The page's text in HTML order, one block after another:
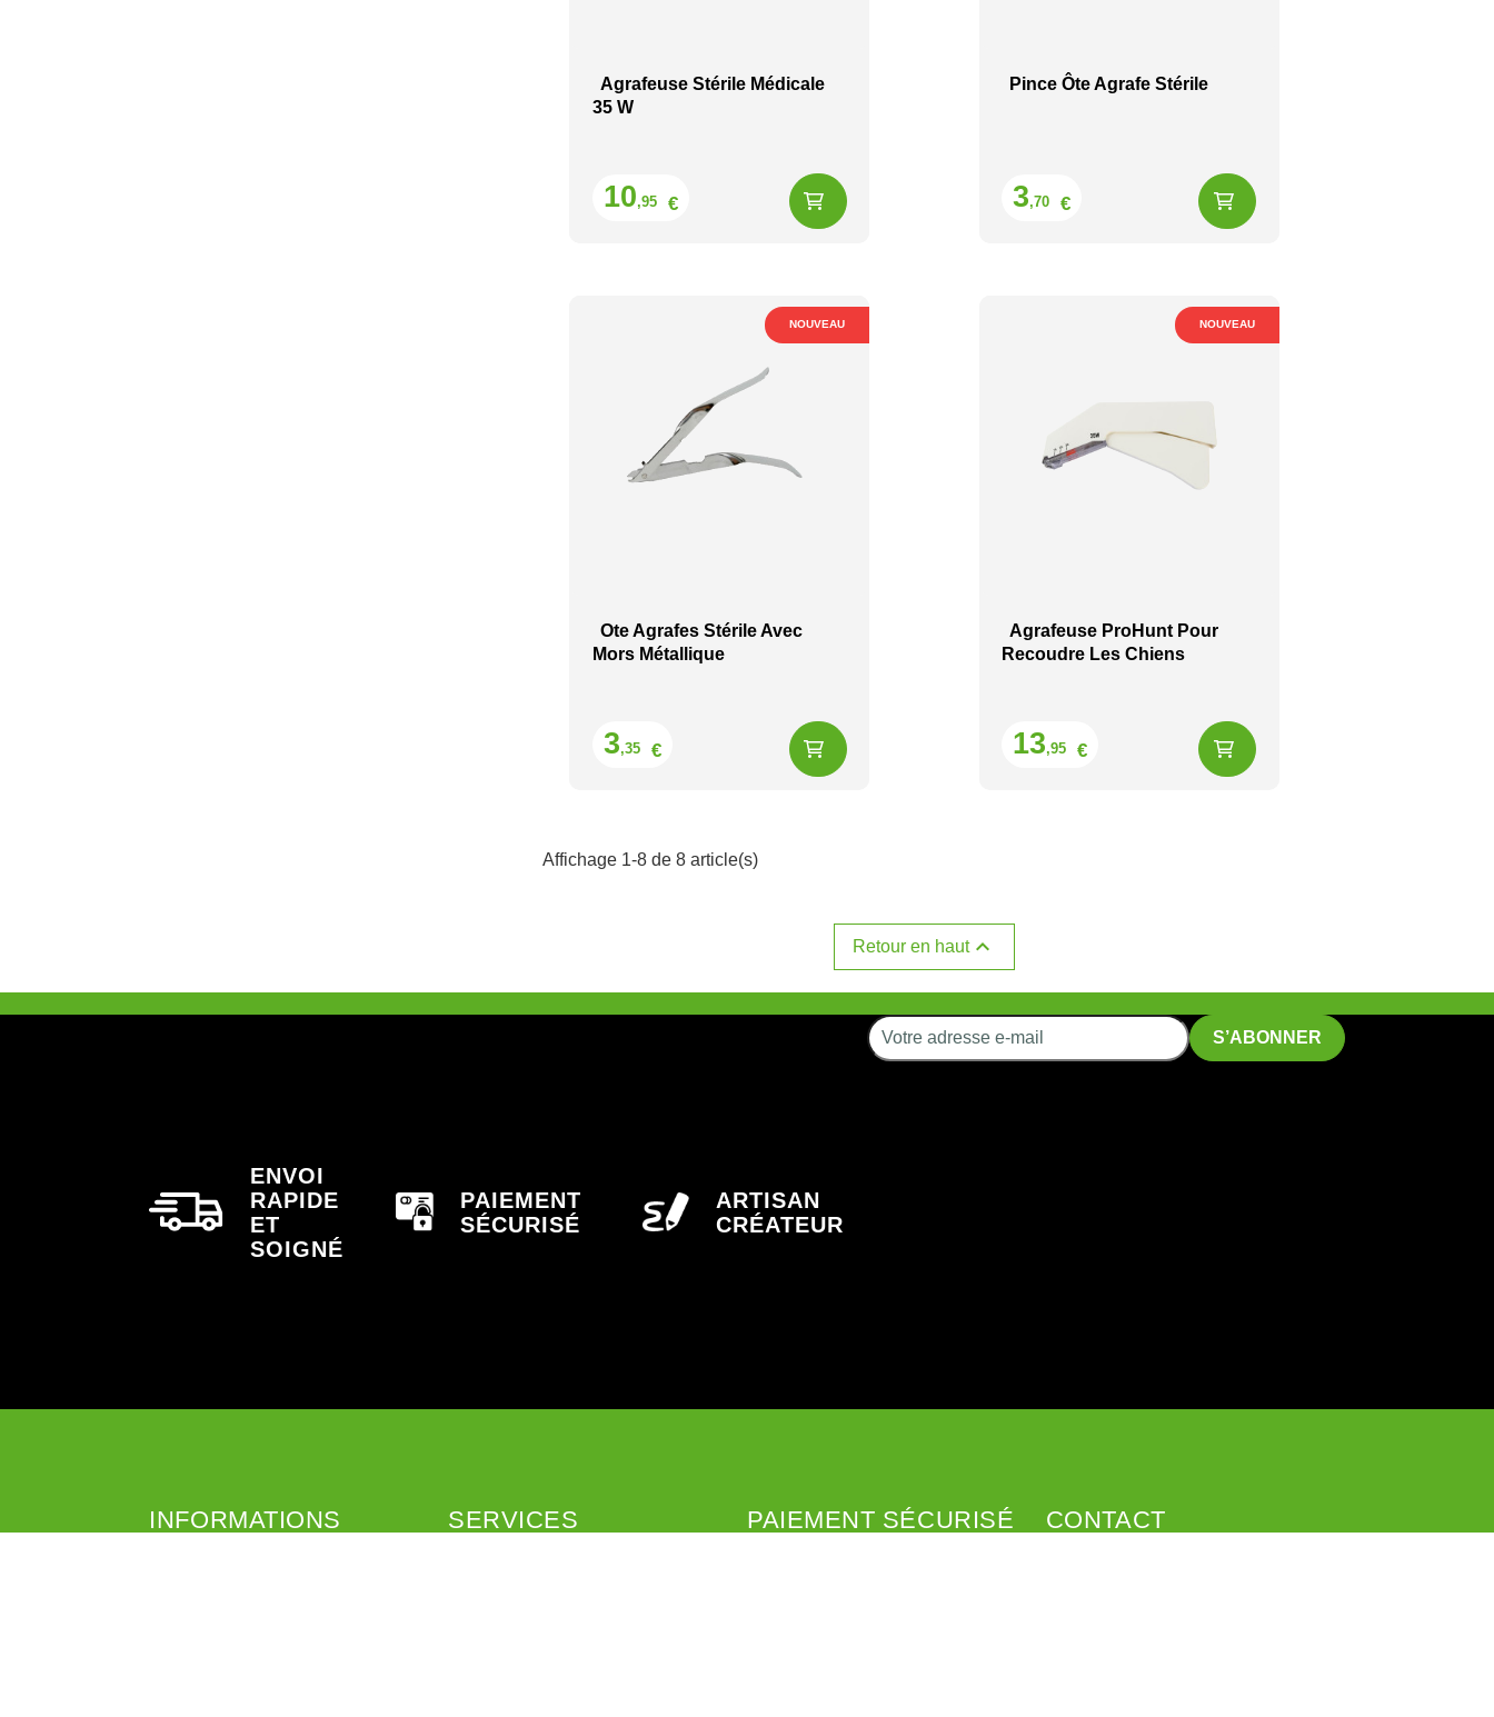
Agrafeuse Stérile Médicale
35 W
10,95 €
Pince Ôte Agrafe Stérile
3,70 €
Ote Agrafes Stérile Avec
Mors Métallique
3,35 €
NOUVEAU
Agrafeuse ProHunt Pour
Recoudre Les Chiens
13,95 €
NOUVEAU
Affichage 1-8 de 8 article(s)
Retour en haut
ENVOI
RAPIDE
ET
SOIGNÉ
PAIEMENT
SÉCURISÉ
ARTISAN
CRÉATEUR
INFORMATIONS SERVICES PAIEMENT SÉCURISÉ CONTACT